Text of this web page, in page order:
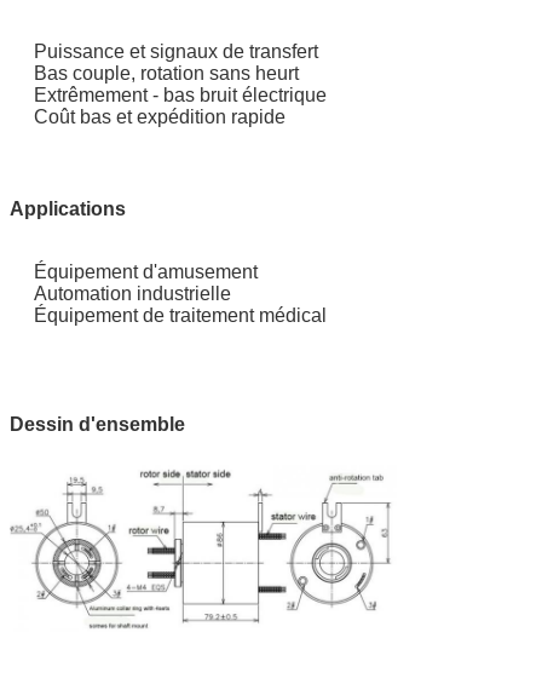
Puissance et signaux de transfert
Bas couple, rotation sans heurt
Extrêmement - bas bruit électrique
Coût bas et expédition rapide
Applications
Équipement d'amusement
Automation industrielle
Équipement de traitement médical
Dessin d'ensemble